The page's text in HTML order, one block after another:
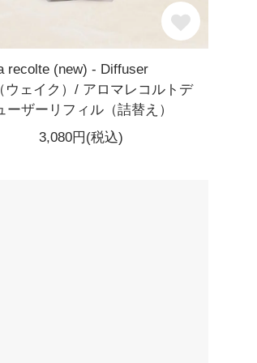
recolte (new) - Diffuser
ウェイク）/ アロマレコルトデ
ーザーリフィル（詰替え）
3,080円(税込)